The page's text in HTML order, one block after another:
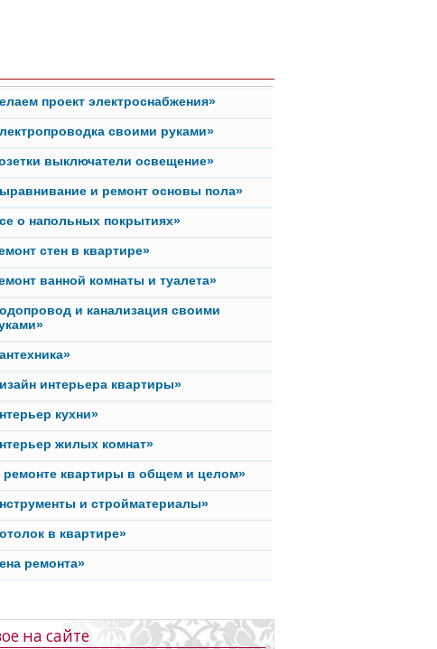
проект электроснабжения»
своими руками»
выключатели освещение»
и ремонт основы пола»
о напольных покрытиях»
стен в квартире»
ванной комнаты и туалета»
и канализация своими
интерьера квартиры»
кухни»
жилых комнат»
квартиры в общем и целом»
и стройматериалы»
в квартире»
ремонта»
на сайте